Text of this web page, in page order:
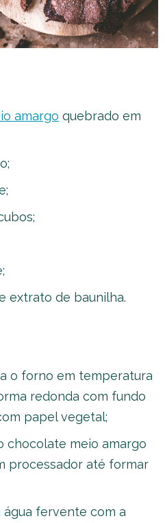
amargo quebrado em
extrato de baunilha.
o forno em temperatura
redonda com fundo
papel vegetal;
chocolate meio amargo
processador até formar
fervente com a